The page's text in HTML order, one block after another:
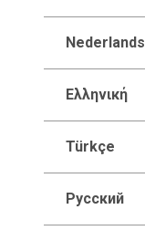
Nederlands
Ελληνική
Türkçe
Русский